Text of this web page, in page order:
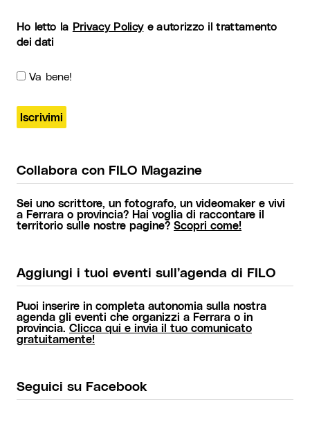
Ho letto la Privacy Policye autorizzo il trattamento
dei dati
Va bene!
Collabora con FILO Magazine
Sei uno scrittore, un fotografo, un videomaker e vivi
a Ferrara o provincia? Hai voglia di raccontare il
territorio sulle nostre pagine? Scopri come!
Aggiungi i tuoi eventi sull’agenda di FILO
Puoi inserire in completa autonomia sulla nostra
agenda gli eventi che organizzi a Ferrara o in
provincia. Clicca qui e invia il tuo comunicato
gratuitamente!
Seguici su Facebook